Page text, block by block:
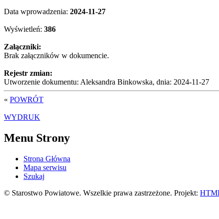
Data wprowadzenia: 2024-11-27
Wyświetleń: 386
Załączniki:
Brak załączników w dokumencie.
Rejestr zmian:
Utworzenie dokumentu: Aleksandra Binkowska, dnia: 2024-11-27
« POWRÓT
WYDRUK
Menu Strony
Strona Główna
Mapa serwisu
Szukaj
© Starostwo Powiatowe. Wszelkie prawa zastrzeżone. Projekt: